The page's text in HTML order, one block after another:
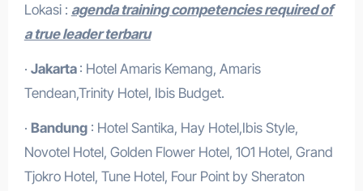
Lokasi : agenda training competencies required of
a true leader terbaru
· Jakarta : Hotel Amaris Kemang, Amaris
Tendean,Trinity Hotel, Ibis Budget.
· Bandung: Hotel Santika, Hay Hotel,Ibis Style,
Novotel Hotel, Golden Flower Hotel, 1O1 Hotel, Grand
Tjokro Hotel, Tune Hotel, Four Point by Sheraton